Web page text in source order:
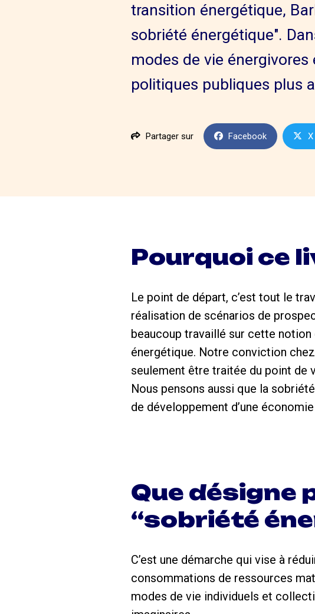
transition énergétique,
sobriété énergétique".
modes de vie
politiques publiques plus
Partager sur Facebook
Pourquoi ce
Le point de départ, c’est tout le
réalisation de scénarios de
beaucoup travaillé sur cette
énergétique. Notre conviction
seulement être traitée du point de
Nous pensons aussi que la
de développement d’une
Que désigne
“sobriété
C’est une démarche qui vise à
consommations de ressources
modes de vie individuels et